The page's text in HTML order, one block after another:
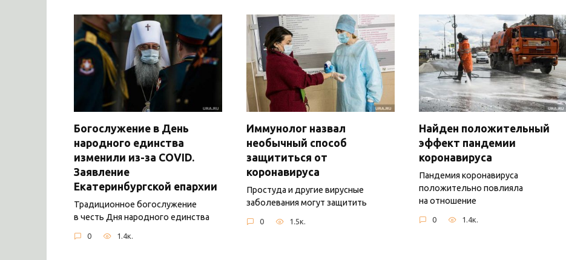
Богослужение в День
народного единства
изменили из-за COVID.
Заявление
Екатеринбургской епархии
Традиционное богослужение
в честь Дня народного единства
0 1.4к.
Иммунолог назвал
необычный способ
защититься от
коронавируса
Простуда и другие вирусные
заболевания могут защитить
0 1.5к.
Найден положительный
эффект пандемии
коронавируса
Пандемия коронавируса
положительно повлияла
на отношение
0 1.4к.